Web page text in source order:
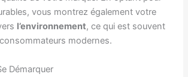
vous montrez également votre
l’environnement, ce qui est souvent
modernes.
Démarquer